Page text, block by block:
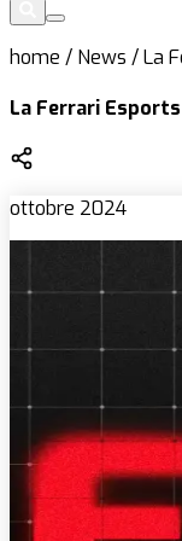
home / News /La
La Ferrari
ottobre 2024